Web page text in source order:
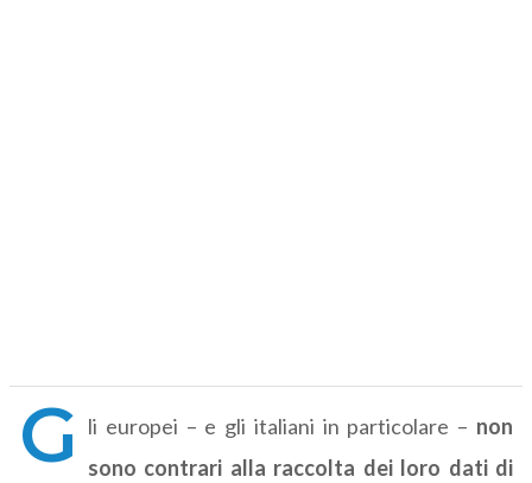
G li europei – e gli italiani in particolare – non
sono contrari alla raccolta dei loro dati di